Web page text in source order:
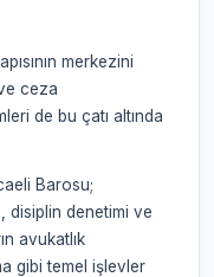
merkezini
ceza
de bu çatı altında
Barosu;
disiplin denetimi ve
avukatlık
gibi temel işlevler